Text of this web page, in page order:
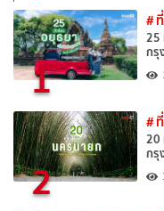
1
#
25
กรุ
2
#
20
กรุ